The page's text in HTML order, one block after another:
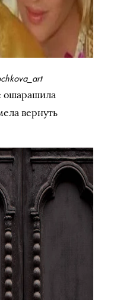
ошарашила
вернуть